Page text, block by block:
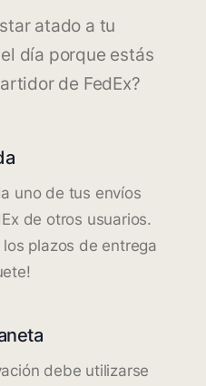
atado a tu
día porque estás
de FedEx?
uno de tus envíos
de otros usuarios.
plazos de entrega
debe utilizarse